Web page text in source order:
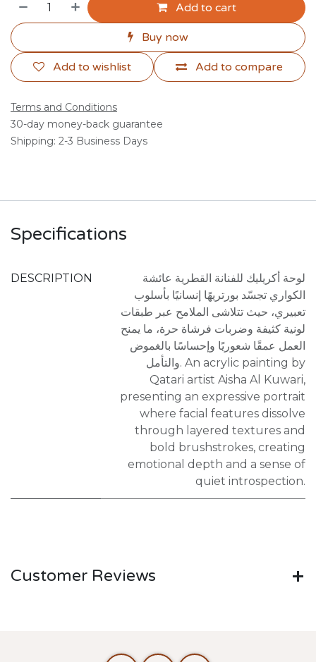
Add to cart
Buy now
Add to compare
Add to wishlist
Terms and Conditions
30-day money-back guarantee
Shipping: 2-3 Business Days
Specifications
DESCRIPTION
لوحة أكريليك للفنانة القطرية عائشة
الكواري تجسّد بورتريهًا إنسانيًا بأسلوب
تعبيري، حيث تتلاشى الملامح عبر طبقات
لونية كثيفة وضربات فرشاة حرة، ما يمنح
العمل عمقًا شعوريًا وإحساسًا بالغموض
والتأمل. An acrylic painting by
Qatari artist Aisha Al Kuwari,
presenting an expressive portrait
where facial features dissolve
through layered textures and
bold brushstrokes, creating
emotional depth and a sense of
quiet introspection.
Customer Reviews